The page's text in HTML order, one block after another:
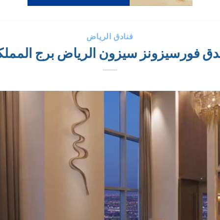
فنادق الرياض
فورسيزونز سيزون الرياض برج